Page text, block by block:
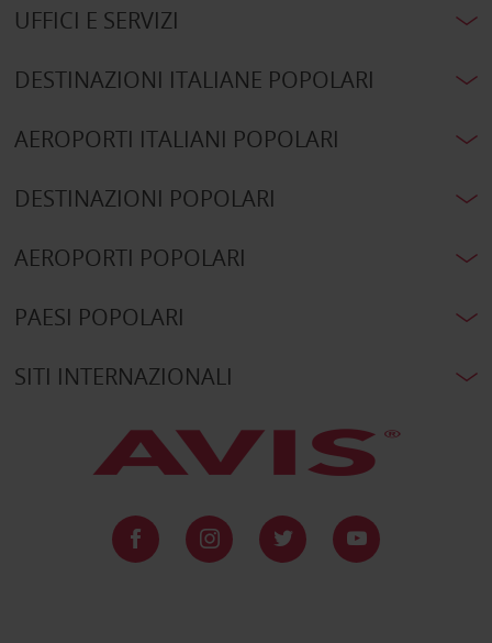
UFFICI E SERVIZI
DESTINAZIONI ITALIANE POPOLARI
AEROPORTI ITALIANI POPOLARI
DESTINAZIONI POPOLARI
AEROPORTI POPOLARI
PAESI POPOLARI
SITI INTERNAZIONALI